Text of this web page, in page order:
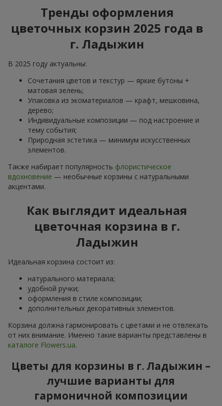
Тренды оформления
цветочных корзин 2025 года в
г. Ладыжин
В 2025 году актуальны:
Сочетания цветов и текстур — яркие бутоны +
матовая зелень;
Упаковка из экоматериалов — крафт, мешковина,
дерево;
Индивидуальные композиции — под настроение и
тему события;
Природная эстетика — минимум искусственных
элементов.
Также набирает популярность флористическое
вдохновение — необычные корзины с натуральными
акцентами.
Как выглядит идеальная
цветочная корзина в г.
Ладыжин
Идеальная корзина состоит из:
натурального материала;
удобной ручки;
оформления в стиле композиции;
дополнительных декоративных элементов.
Корзина должна гармонировать с цветами и не отвлекать
от них внимание. Именно такие варианты представлены в
каталоге Flowers.ua.
Цветы для корзины в г. Ладыжин –
лучшие варианты для
гармоничной композиции